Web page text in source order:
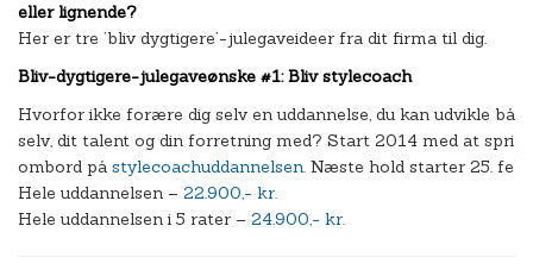
eller lignende?
Her er tre ’bliv dygtigere’-julegaveideer fra dit firma til dig.
Bliv-dygtigere-julegaveønske #1: Bliv stylecoach
Hvorfor ikke forære dig selv en uddannelse, du kan udvikle
selv, dit talent og din forretning med? Start 2014 med at
ombord på stylecoachuddannelsen. Næste hold starter 25.
Hele uddannelsen – 22.900,- kr.
Hele uddannelsen i 5 rater – 24.900,- kr.